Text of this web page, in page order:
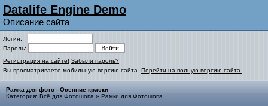
Datalife Engine Demo
Описание сайта
Логин:
Пароль:
Регистрация на сайте! Забыли пароль?
Вы просматриваете мобильную версию сайта. Перейти на полную версию сайта.
Рамка для фото - Осенние краски
Категория: Всё для Фотошопа » Рамки для Фотошопа